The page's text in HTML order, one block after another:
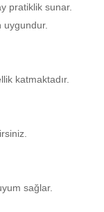
pratiklik sunar.
katmaktadır.
sağlar.